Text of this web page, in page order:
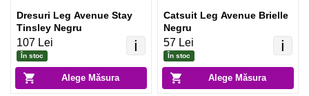
Alege Măsura
ℹ️
Dresuri Leg Avenue Stay
Tinsley Negru
107 Lei
În stoc
Alege Măsura
ℹ️
Catsuit Leg Avenue Brielle
Negru
57 Lei
În stoc